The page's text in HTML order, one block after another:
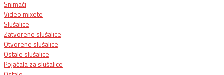
Snimači
Video mixete
Slušalice
Zatvorene slušalice
Otvorene slušalice
Ostale slušalice
Pojačala za slušalice